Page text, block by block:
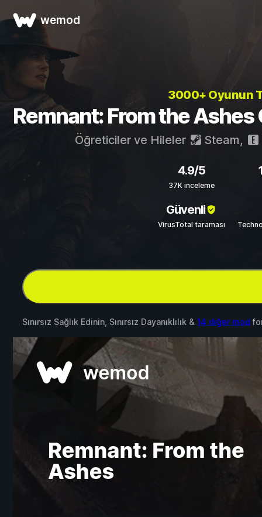
wemod
3000+ Oyunun
Remnant: From the
Öğreticiler ve Hileler Steam,
4.9/5
37K inceleme
Güvenli
VirusTotal taraması
Sınırsız Sağlık Edinin, Sınırsız Dayanıklılık & 14 diğer mod